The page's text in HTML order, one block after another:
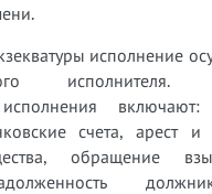
исполнение
исполнителя.
исполнения
счета, арест и
обращение